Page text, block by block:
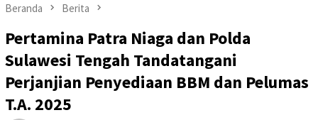
Beranda Berita
Pertamina Patra Niaga dan Polda
Sulawesi Tengah Tandatangani
Perjanjian Penyediaan BBM dan Pelumas
T.A. 2025